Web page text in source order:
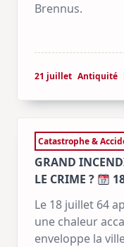
Brennus.
21 juillet Antiquité
Catastrophe &
GRAND
LE CRIME ?
Le 18 juillet 64
une chaleur
enveloppe la